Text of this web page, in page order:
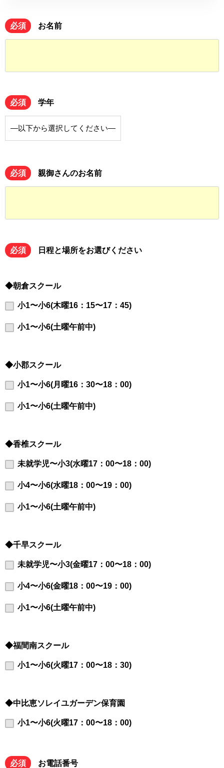
必須 お名前
必須 学年
必須 親御さんのお名前
必須 日程と場所をお選びください
◆朝倉スクール
小1〜小6(木曜16：15〜17：45)
小1〜小6(土曜午前中)
◆小郡スクール
小1〜小6(月曜16：30〜18：00)
小1〜小6(土曜午前中)
◆香椎スクール
未就学児〜小3(水曜17：00〜18：00)
小4〜小6(水曜18：00〜19：00)
小1〜小6(土曜午前中)
◆千早スクール
未就学児〜小3(金曜17：00〜18：00)
小4〜小6(金曜18：00〜19：00)
小1〜小6(土曜午前中)
◆福間南スクール
小1〜小6(火曜17：00〜18：30)
◆中比恵ソレイユガーデン保育園
小1〜小6(火曜17：00〜18：00)
必須 お電話番号